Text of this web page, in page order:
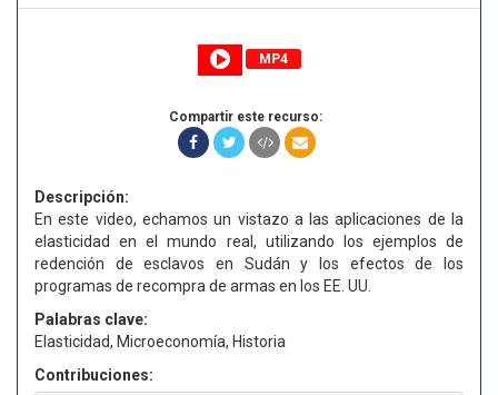
MP4
Compartir este recurso:
Descripción:
En este video, echamos un vistazo a las aplicaciones de la
elasticidad en el mundo real, utilizando los ejemplos de
redención de esclavos en Sudán y los efectos de los
programas de recompra de armas en los EE. UU.
Palabras clave:
Elasticidad, Microeconomía, Historia
Contribuciones: